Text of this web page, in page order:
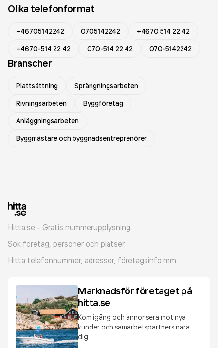
Olika telefonformat
+46705142242 0705142242
+4670 514 22 42
+4670-514 22 42
070-514 22 42 070-5142242
Branscher
Plattsättning
Sprängningsarbeten
Rivningsarbeten
Byggföretag
Anläggningsarbeten
Byggmästare och byggnadsentreprenörer
Hitta.se - Gratis nummerupplysning.
Sök företag, personer och platser.
Hitta telefonnummer, adresser, företagsinfo mm.
Marknadsför företaget på
hitta.se
Kom igång och annonsera mot nya
kunder och samarbetspartners nära
dig.